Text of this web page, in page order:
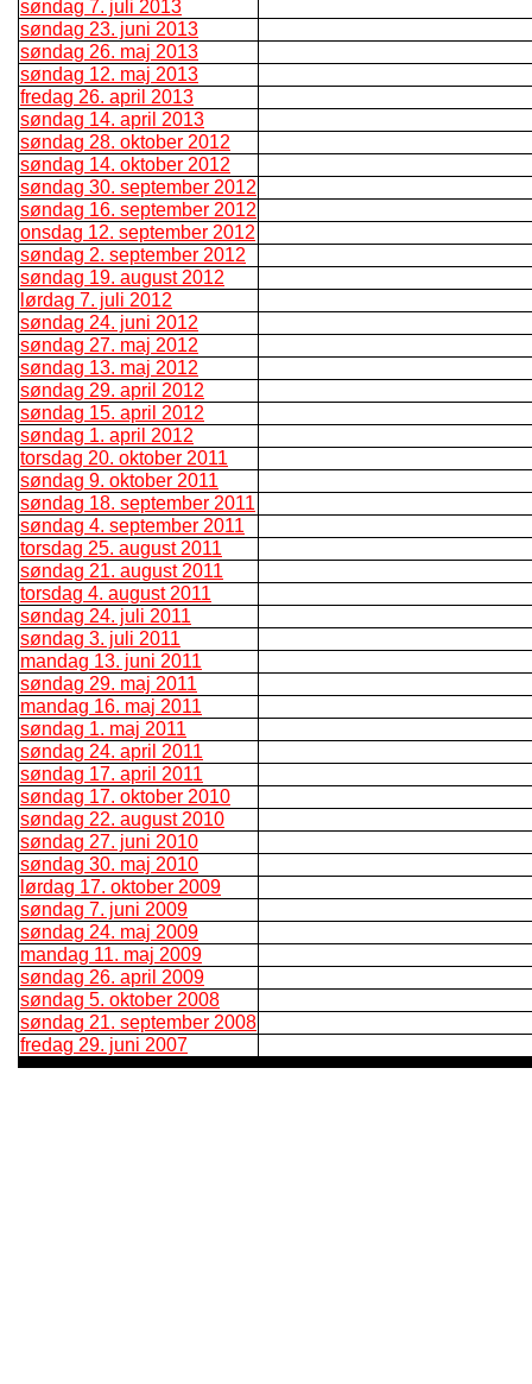
søndag 7. juli 2013
søndag 23. juni 2013
søndag 26. maj 2013
søndag 12. maj 2013
fredag 26. april 2013
søndag 14. april 2013
søndag 28. oktober 2012
søndag 14. oktober 2012
søndag 30. september 2012
søndag 16. september 2012
onsdag 12. september 2012
søndag 2. september 2012
søndag 19. august 2012
lørdag 7. juli 2012
søndag 24. juni 2012
søndag 27. maj 2012
søndag 13. maj 2012
søndag 29. april 2012
søndag 15. april 2012
søndag 1. april 2012
torsdag 20. oktober 2011
søndag 9. oktober 2011
søndag 18. september 2011
søndag 4. september 2011
torsdag 25. august 2011
søndag 21. august 2011
torsdag 4. august 2011
søndag 24. juli 2011
søndag 3. juli 2011
mandag 13. juni 2011
søndag 29. maj 2011
mandag 16. maj 2011
søndag 1. maj 2011
søndag 24. april 2011
søndag 17. april 2011
søndag 17. oktober 2010
søndag 22. august 2010
søndag 27. juni 2010
søndag 30. maj 2010
lørdag 17. oktober 2009
søndag 7. juni 2009
søndag 24. maj 2009
mandag 11. maj 2009
søndag 26. april 2009
søndag 5. oktober 2008
søndag 21. september 2008
fredag 29. juni 2007